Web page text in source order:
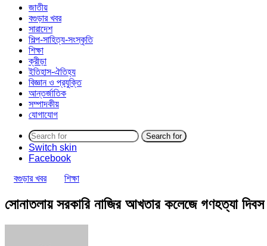
জাতীয়
বগুড়ার খবর
সারাদেশ
শিল্প-সাহিত্য-সংস্কৃতি
শিক্ষা
ক্রীড়া
ইতিহাস-ঐতিহ্য
বিজ্ঞান ও প্রযুক্তি
আন্তর্জাতিক
সম্পাদকীয়
যোগাযোগ
Search for
Switch skin
Facebook
বগুড়ার খবর
শিক্ষা
সোনাতলায় সরকারি নাজির আখতার কলেজে গণহত্যা দিবস